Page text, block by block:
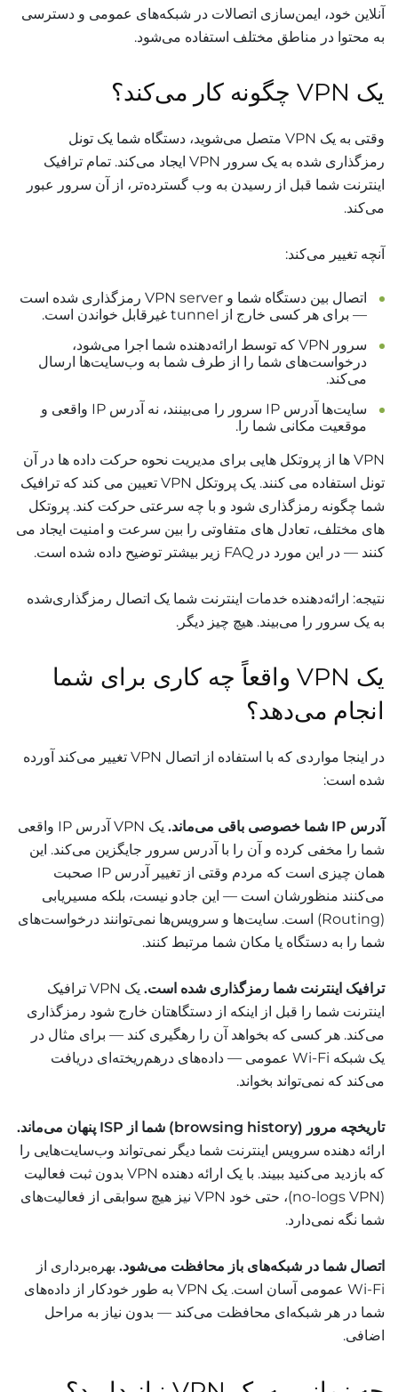
آنلاین خود، ایمن‌سازی اتصالات در شبکه‌های عمومی و دسترسی
به محتوا در مناطق مختلف استفاده می‌شود.
یک VPN چگونه کار می‌کند؟
وقتی به یک VPN متصل می‌شوید، دستگاه شما یک تونل
رمزگذاری شده به یک سرور VPN ایجاد می‌کند. تمام ترافیک
اینترنت شما قبل از رسیدن به وب گسترده‌تر، از آن سرور عبور
می‌کند.
آنچه تغییر می‌کند:
اتصال بین دستگاه شما و VPN server رمزگذاری شده است
— برای هر کسی خارج از tunnel غیرقابل خواندن است.
سرور VPN که توسط ارائه‌دهنده شما اجرا می‌شود،
درخواست‌های شما را از طرف شما به وب‌سایت‌ها ارسال
می‌کند.
سایت‌ها آدرس IP سرور را می‌بینند، نه آدرس IP واقعی و
موقعیت مکانی شما را.
VPN ها از پروتکل‌ هایی برای مدیریت نحوه حرکت داده‌ ها در آن
تونل استفاده می‌ کنند. یک پروتکل VPN تعیین می‌ کند که ترافیک
شما چگونه رمزگذاری شود و با چه سرعتی حرکت کند. پروتکل‌
های مختلف، تعادل‌ های متفاوتی را بین سرعت و امنیت ایجاد می‌
کنند — در این مورد در FAQ زیر بیشتر توضیح داده شده است.
نتیجه: ارائه‌دهنده خدمات اینترنت شما یک اتصال رمزگذاری‌شده
به یک سرور را می‌بیند. هیچ چیز دیگر.
یک VPN واقعاً چه کاری برای شما
انجام می‌دهد؟
در اینجا مواردی که با استفاده از اتصال VPN تغییر می‌کند آورده
شده است:
آدرس IP شما خصوصی باقی می‌ماند.
یک VPN آدرس IP واقعی
شما را مخفی کرده و آن را با آدرس سرور جایگزین می‌کند. این
همان چیزی است که مردم وقتی از تغییر آدرس IP صحبت
می‌کنند منظورشان است — این جادو نیست، بلکه مسیریابی
(Routing) است. سایت‌ها و سرویس‌ها نمی‌توانند درخواست‌های
شما را به دستگاه یا مکان شما مرتبط کنند.
ترافیک اینترنت شما رمزگذاری شده است.
یک VPN ترافیک
اینترنت شما را قبل از اینکه از دستگاهتان خارج شود رمزگذاری
می‌کند. هر کسی که بخواهد آن را رهگیری کند — برای مثال در
یک شبکه Wi-Fi عمومی — داده‌های درهم‌ریخته‌ای دریافت
می‌کند که نمی‌تواند بخواند.
تاریخچه مرور (browsing history) شما از ISP پنهان می‌ماند.
ارائه دهنده سرویس اینترنت شما دیگر نمی‌تواند وب‌سایت‌هایی را
که بازدید می‌کنید ببیند. با یک ارائه دهنده VPN بدون ثبت فعالیت
(no-logs VPN)، حتی خود VPN نیز هیچ سوابقی از فعالیت‌های
شما نگه نمی‌دارد.
اتصال شما در شبکه‌های باز محافظت می‌شود. بهره‌برداری از
Wi-Fi عمومی آسان است. یک VPN به طور خودکار از داده‌های
شما در هر شبکه‌ای محافظت می‌کند — بدون نیاز به مراحل
اضافی.